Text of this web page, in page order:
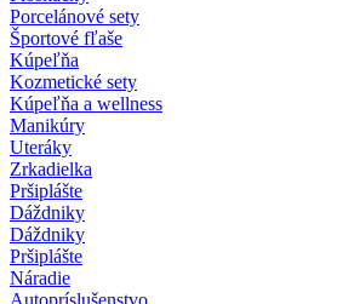
Porcelánové sety
Športové fľaše
Kúpeľňa
Kozmetické sety
Kúpeľňa a wellness
Manikúry
Uteráky
Zrkadielka
Pršiplášte
Dáždniky
Dáždniky
Pršiplášte
Náradie